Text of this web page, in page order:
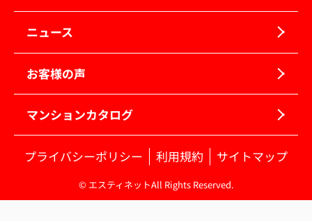
ニュース
お客様の声
マンションカタログ
プライバシーポリシー 利用規約 サイトマップ
© エスティネットAll Rights Reserved.